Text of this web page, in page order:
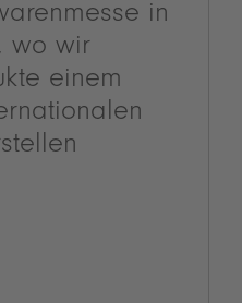
in
wo wir
einem